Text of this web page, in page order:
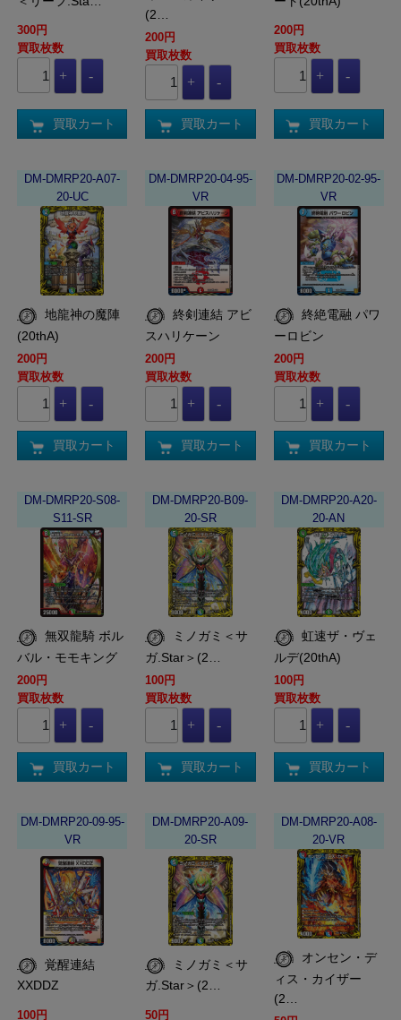
300円
買取枚数
買取カート
(2…
200円
買取枚数
買取カート
200円
買取枚数
買取カート
DM-DMRP20-A07-
20-UC
(20thA)
200円
買取枚数
買取カート
DM-DMRP20-04-95-
VR
終剣連結 アビ
スハリケーン
200円
買取枚数
買取カート
DM-DMRP20-02-95-
VR
ーロビン
200円
買取枚数
買取カート
DM-DMRP20-S08-
S11-SR
バル・モモキング
200円
買取枚数
買取カート
DM-DMRP20-B09-
20-SR
ガ.Star＞(2…
100円
買取枚数
買取カート
DM-DMRP20-A20-
20-AN
ルデ(20thA)
100円
買取枚数
買取カート
DM-DMRP20-09-95-
VR
XXDDZ
100円
DM-DMRP20-A09-
20-SR
ガ.Star＞(2…
50円
DM-DMRP20-A08-
20-VR
ィス・カイザー
(2…